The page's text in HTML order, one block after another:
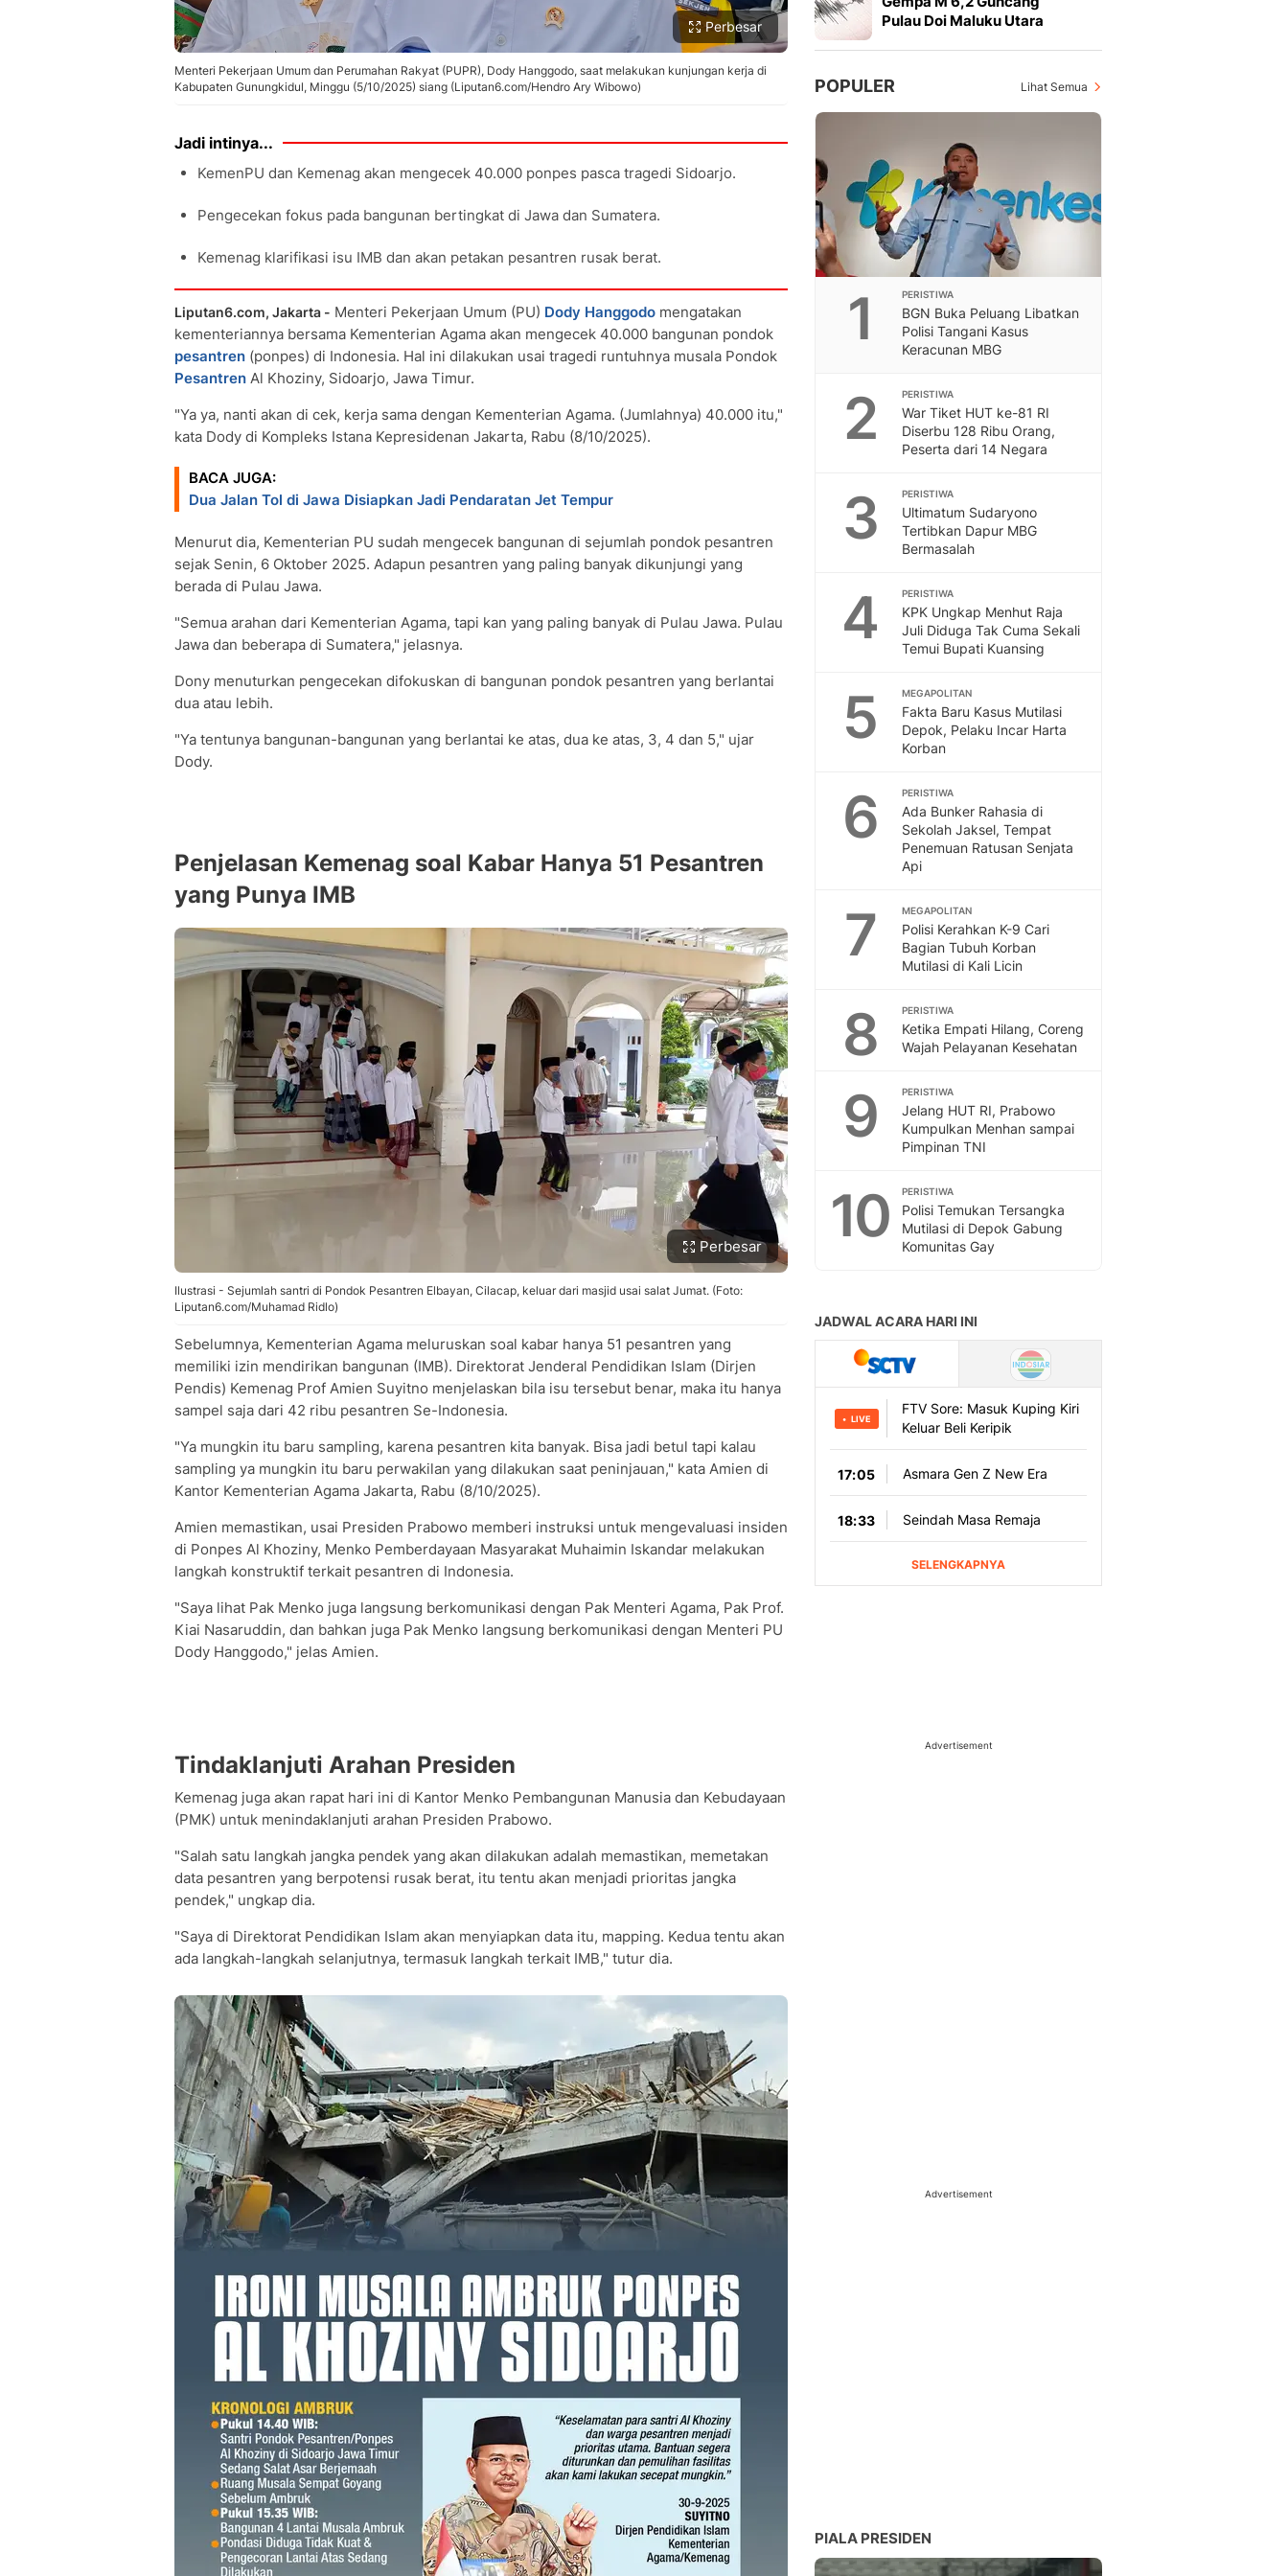
Perbesar
Menteri Pekerjaan Umum dan Perumahan Rakyat (PUPR), Dody Hanggodo, saat melakukan kunjungan kerja di
Kabupaten Gunungkidul, Minggu (5/10/2025) siang (Liputan6.com/Hendro Ary Wibowo)
Jadi intinya...
KemenPU dan Kemenag akan mengecek 40.000 ponpes pasca tragedi Sidoarjo.
Pengecekan fokus pada bangunan bertingkat di Jawa dan Sumatera.
Kemenag klarifikasi isu IMB dan akan petakan pesantren rusak berat.
Liputan6.com, Jakarta - Menteri Pekerjaan Umum (PU) Dody Hanggodo mengatakan
kementeriannya bersama Kementerian Agama akan mengecek 40.000 bangunan pondok
pesantren (ponpes) di Indonesia. Hal ini dilakukan usai tragedi runtuhnya musala Pondok
Pesantren Al Khoziny, Sidoarjo, Jawa Timur.
"Ya ya, nanti akan di cek, kerja sama dengan Kementerian Agama. (Jumlahnya) 40.000 itu,"
kata Dody di Kompleks Istana Kepresidenan Jakarta, Rabu (8/10/2025).
BACA JUGA:
Dua Jalan Tol di Jawa Disiapkan Jadi Pendaratan Jet Tempur
Menurut dia, Kementerian PU sudah mengecek bangunan di sejumlah pondok pesantren
sejak Senin, 6 Oktober 2025. Adapun pesantren yang paling banyak dikunjungi yang
berada di Pulau Jawa.
"Semua arahan dari Kementerian Agama, tapi kan yang paling banyak di Pulau Jawa. Pulau
Jawa dan beberapa di Sumatera," jelasnya.
Dony menuturkan pengecekan difokuskan di bangunan pondok pesantren yang berlantai
dua atau lebih.
"Ya tentunya bangunan-bangunan yang berlantai ke atas, dua ke atas, 3, 4 dan 5," ujar
Dody.
Penjelasan Kemenag soal Kabar Hanya 51 Pesantren
yang Punya IMB
Perbesar
Ilustrasi - Sejumlah santri di Pondok Pesantren Elbayan, Cilacap, keluar dari masjid usai salat Jumat. (Foto:
Liputan6.com/Muhamad Ridlo)
Sebelumnya, Kementerian Agama meluruskan soal kabar hanya 51 pesantren yang
memiliki izin mendirikan bangunan (IMB). Direktorat Jenderal Pendidikan Islam (Dirjen
Pendis) Kemenag Prof Amien Suyitno menjelaskan bila isu tersebut benar, maka itu hanya
sampel saja dari 42 ribu pesantren Se-Indonesia.
"Ya mungkin itu baru sampling, karena pesantren kita banyak. Bisa jadi betul tapi kalau
sampling ya mungkin itu baru perwakilan yang dilakukan saat peninjauan," kata Amien di
Kantor Kementerian Agama Jakarta, Rabu (8/10/2025).
Amien memastikan, usai Presiden Prabowo memberi instruksi untuk mengevaluasi insiden
di Ponpes Al Khoziny, Menko Pemberdayaan Masyarakat Muhaimin Iskandar melakukan
langkah konstruktif terkait pesantren di Indonesia.
"Saya lihat Pak Menko juga langsung berkomunikasi dengan Pak Menteri Agama, Pak Prof.
Kiai Nasaruddin, dan bahkan juga Pak Menko langsung berkomunikasi dengan Menteri PU
Dody Hanggodo," jelas Amien.
Tindaklanjuti Arahan Presiden
Kemenag juga akan rapat hari ini di Kantor Menko Pembangunan Manusia dan Kebudayaan
(PMK) untuk menindaklanjuti arahan Presiden Prabowo.
"Salah satu langkah jangka pendek yang akan dilakukan adalah memastikan, memetakan
data pesantren yang berpotensi rusak berat, itu tentu akan menjadi prioritas jangka
pendek," ungkap dia.
"Saya di Direktorat Pendidikan Islam akan menyiapkan data itu, mapping. Kedua tentu akan
ada langkah-langkah selanjutnya, termasuk langkah terkait IMB," tutur dia.
Pulau Doi Maluku Utara
POPULER Lihat Semua
1 PERISTIWA
BGN Buka Peluang Libatkan
Polisi Tangani Kasus
Keracunan MBG
2 PERISTIWA
War Tiket HUT ke-81 RI
Diserbu 128 Ribu Orang,
Peserta dari 14 Negara
3 PERISTIWA
Ultimatum Sudaryono
Tertibkan Dapur MBG
Bermasalah
4 PERISTIWA
KPK Ungkap Menhut Raja
Juli Diduga Tak Cuma Sekali
Temui Bupati Kuansing
5 MEGAPOLITAN
Fakta Baru Kasus Mutilasi
Depok, Pelaku Incar Harta
Korban
6 PERISTIWA
Ada Bunker Rahasia di
Sekolah Jaksel, Tempat
Penemuan Ratusan Senjata
Api
7 MEGAPOLITAN
Polisi Kerahkan K-9 Cari
Bagian Tubuh Korban
Mutilasi di Kali Licin
8 PERISTIWA
Ketika Empati Hilang, Coreng
Wajah Pelayanan Kesehatan
9 PERISTIWA
Jelang HUT RI, Prabowo
Kumpulkan Menhan sampai
Pimpinan TNI
10 PERISTIWA
Polisi Temukan Tersangka
Mutilasi di Depok Gabung
Komunitas Gay
Advertisement
Advertisement
PIALA PRESIDEN